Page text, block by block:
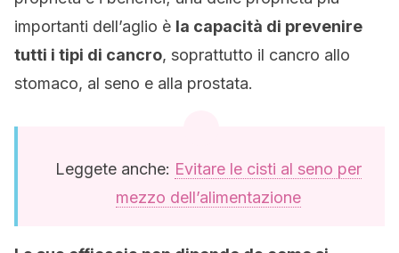
importanti dell’aglio è la capacità di prevenire
tutti i tipi di cancro, soprattutto il cancro allo
stomaco, al seno e alla prostata.
Leggete anche: Evitare le cisti al seno per
mezzo dell’alimentazione